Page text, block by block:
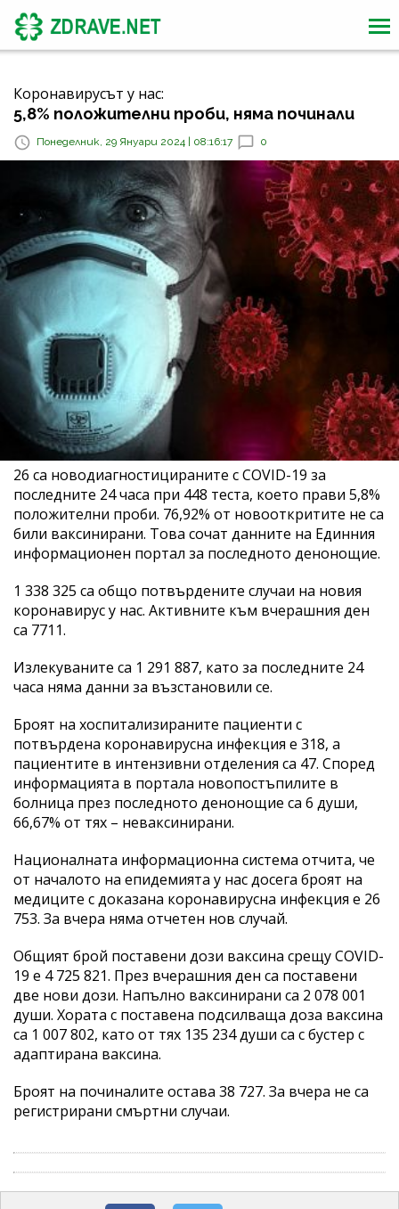
Коронавирусът у нас:
5,8% положителни проби, няма починали
Понеделник, 29 Януари 2024 | 08:16:17 0
26 са новодиагностицираните с COVID-19 за
последните 24 часа при 448 теста, което прави 5,8%
положителни проби. 76,92% от новооткритите не са
били ваксинирани. Това сочат данните на Единния
информационен портал за последното денонощие.
1 338 325 са общо потвърдените случаи на новия
коронавирус у нас. Активните към вчерашния ден
са 7711.
Излекуваните са 1 291 887, като за последните 24
часа няма данни за възстановили се.
Броят на хоспитализираните пациенти с
потвърдена коронавирусна инфекция е 318, а
пациентите в интензивни отделения са 47. Според
информацията в портала новопостъпилите в
болница през последното денонощие са 6 души,
66,67% от тях – неваксинирани.
Националната информационна система отчита, че
от началото на епидемията у нас досега броят на
медиците с доказана коронавирусна инфекция е 26
753. За вчера няма отчетен нов случай.
Общият брой поставени дози ваксина срещу COVID-
19 е 4 725 821. През вчерашния ден са поставени
две нови дози. Напълно ваксинирани са 2 078 001
души. Хората с поставена подсилваща доза ваксина
са 1 007 802, като от тях 135 234 души са с бустер с
адаптирана ваксина.
Броят на починалите остава 38 727. За вчера не са
регистрирани смъртни случаи.